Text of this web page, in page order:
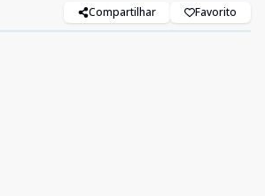
Compartilhar Favorito